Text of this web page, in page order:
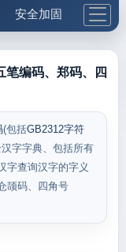
安全加固
更多工具
笔编码、郑码、四
(包括GB2312字符
字字典、包括所有
字查询汉字的字义
颉码、四角号